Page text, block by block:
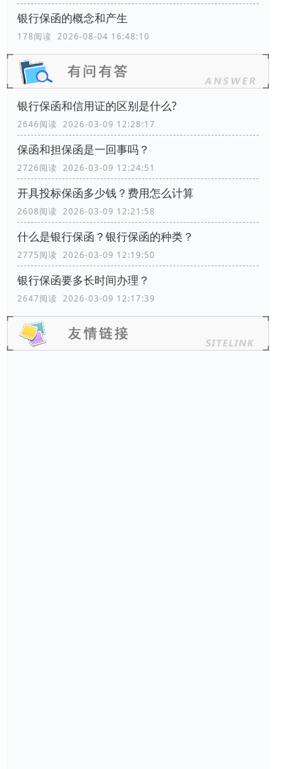
银行保函的概念和产生
178阅读 2026-08-04 16:48:10
银行保函和信用证的区别是什么?
2646阅读 2026-03-09 12:28:17
保函和担保函是一回事吗？
2726阅读 2026-03-09 12:24:51
开具投标保函多少钱？费用怎么计算
2608阅读 2026-03-09 12:21:58
什么是银行保函？银行保函的种类？
2775阅读 2026-03-09 12:19:50
银行保函要多长时间办理？
2647阅读 2026-03-09 12:17:39